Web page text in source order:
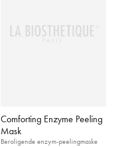
Comforting Enzyme Peeling
Mask
Beroligende enzym-peelingmaske